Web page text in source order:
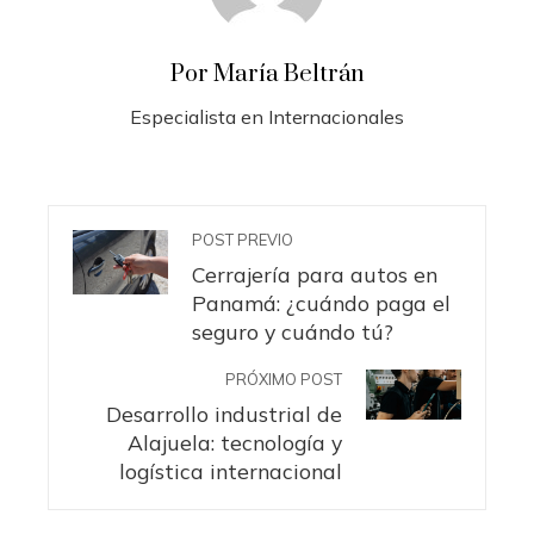
Por María Beltrán
Especialista en Internacionales
POST PREVIO
Cerrajería para autos en
Panamá: ¿cuándo paga el
seguro y cuándo tú?
PRÓXIMO POST
Desarrollo industrial de
Alajuela: tecnología y
logística internacional